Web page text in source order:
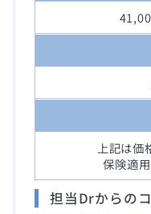
上記は価
保険適
担当Drからの